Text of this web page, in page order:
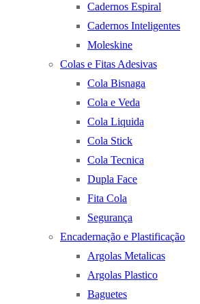
Cadernos Espiral
Cadernos Inteligentes
Moleskine
Colas e Fitas Adesivas
Cola Bisnaga
Cola e Veda
Cola Liquida
Cola Stick
Cola Tecnica
Dupla Face
Fita Cola
Segurança
Encadernação e Plastificação
Argolas Metalicas
Argolas Plastico
Baguetes